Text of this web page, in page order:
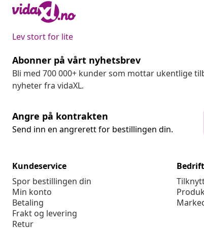
Lev stort for lite
Abonner på vårt nyhetsbrev
Bli med 700 000+ kunder som mottar ukentlige
nyheter fra vidaXL.
Angre på kontrakten
Send inn en angrerett for bestillingen din.
Kundeservice
Spor bestillingen din
Min konto
Betaling
Frakt og levering
Retur
Bedrift